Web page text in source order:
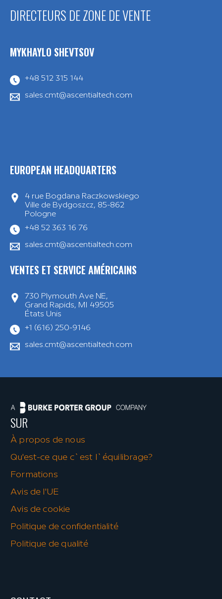
DIRECTEURS DE ZONE DE VENTE
MYKHAYLO SHEVTSOV
+48 512 315 144
sales.cmt@ascentialtech.com
EUROPEAN HEADQUARTERS
4 rue Bogdana Raczkowskiego
Ville de Bydgoszcz, 85-862
Pologne
+48 52 363 16 76
sales.cmt@ascentialtech.com
VENTES ET SERVICE AMÉRICAINS
730 Plymouth Ave NE,
Grand Rapids, MI 49505
États Unis
+1 (616) 250-9146
sales.cmt@ascentialtech.com
SUR
À propos de nous
Qu'est-ce que c`est l`équilibrage?
Formations
Avis de l'UE
Avis de cookie
Politique de confidentialité
Politique de qualité